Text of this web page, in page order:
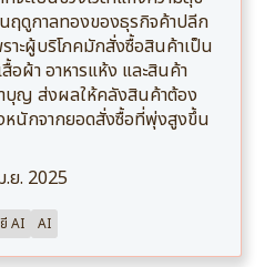
ฤดูกาลทองของธุรกิจค้าปลีก
าะผู้บริโภคมักสั่งซื้อสินค้าเป็น
ผ้า อาหารแห้ง และสินค้า
บุญ ส่งผลให้คลังสินค้าต้อง
นักจากยอดสั่งซื้อที่พุ่งสูงขึ้น
.ย. 2025
ยี AI AI